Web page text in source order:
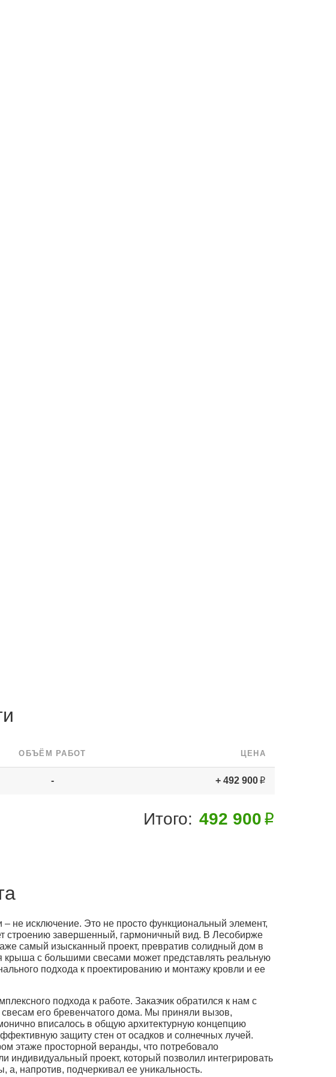
ОБЪЁМ РАБОТ ЦЕНА
- + 492 900
Итого: 492 900
не исключение. Это не просто функциональный элемент,
строению завершенный, гармоничный вид. В Лесобирже
самый изысканный проект, превратив солидный дом в
крыша с большими свесами может представлять реальную
подхода к проектированию и монтажу кровли и ее
подхода к работе. Заказчик обратился к нам с
свесам его бревенчатого дома. Мы приняли вызов,
вписалось в общую архитектурную концепцию
защиту стен от осадков и солнечных лучей.
этаже просторной веранды, что потребовало
проект, который позволил интегрировать
напротив, подчеркивал ее уникальность.